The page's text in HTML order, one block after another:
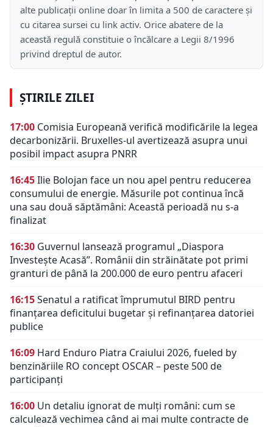
alte publicații online doar în limita a 500 de caractere și
cu citarea sursei cu link activ. Orice abatere de la
această regulă constituie o încălcare a Legii 8/1996
privind dreptul de autor.
ȘTIRILE ZILEI
17:00 Comisia Europeană verifică modificările la legea
decarbonizării. Bruxelles-ul avertizează asupra unui
posibil impact asupra PNRR
16:45Ilie Bolojan face un nou apel pentru reducerea
consumului de energie. Măsurile pot continua încă
una sau două săptămâni: Această perioadă nu s-a
finalizat
16:30 Guvernul lansează programul „Diaspora
Investește Acasă”. Românii din străinătate pot primi
granturi de până la 200.000 de euro pentru afaceri
16:15Senatul a ratificat împrumutul BIRD pentru
finanțarea deficitului bugetar și refinanțarea datoriei
publice
16:09 Hard Enduro Piatra Craiului 2026, fueled by
benzinăriile RO concept OSCAR – peste 500 de
participanți
16:00 Un detaliu ignorat de mulți români: cum se
calculează vechimea când ai mai multe contracte de